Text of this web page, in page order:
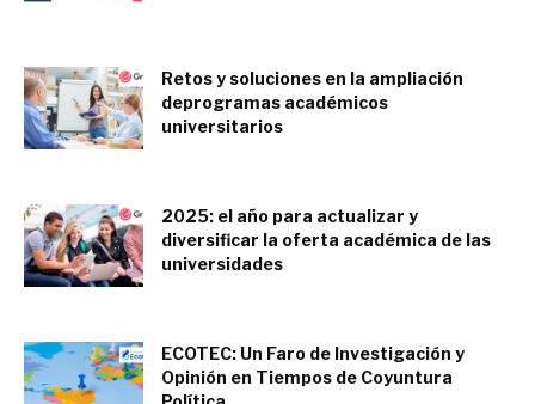
Retos y soluciones en la ampliación
deprogramas académicos
universitarios
2025: el año para actualizar y
diversificar la oferta académica de las
universidades
ECOTEC: Un Faro de Investigación y
Opinión en Tiempos de Coyuntura